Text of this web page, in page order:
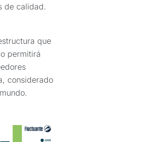
de calidad.
que
permitirá
considerado